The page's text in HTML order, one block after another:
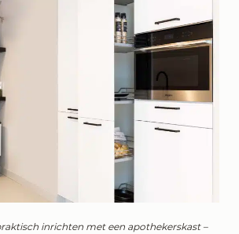
inrichten met een apothekerskast –